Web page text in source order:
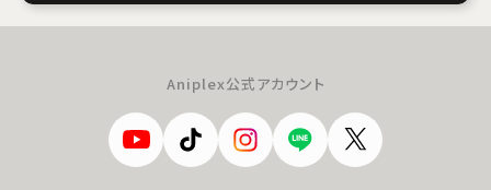
Aniplex公式アカウント